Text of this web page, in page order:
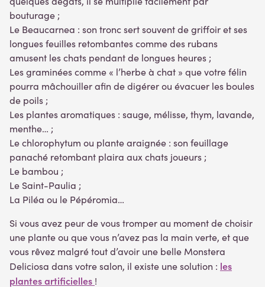
bouturage ;
Le Beaucarnea : son tronc sert souvent de griffoir et ses
longues feuilles retombantes comme des rubans
amusent les chats pendant de longues heures ;
Les graminées comme « l’herbe à chat » que votre félin
pourra mâchouiller afin de digérer ou évacuer les boules
de poils ;
Les plantes aromatiques : sauge, mélisse, thym, lavande,
menthe… ;
Le chlorophytum ou plante araignée : son feuillage
panaché retombant plaira aux chats joueurs ;
Le bambou ;
Le Saint-Paulia ;
La Piléa ou le Pépéromia…
Si vous avez peur de vous tromper au moment de choisir
une plante ou que vous n’avez pas la main verte, et que
vous rêvez malgré tout d’avoir une belle Monstera
Deliciosa dans votre salon, il existe une solution : les
plantes artificielles !